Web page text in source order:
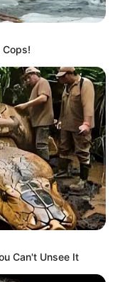
Cops!
Can't Unsee It